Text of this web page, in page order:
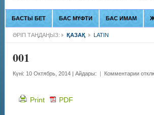
БАСТЫ БЕТ БАС МҮФТИ БАС ИМАМ
ӘРІП ТАҢДАҢЫЗ: ҚАЗАҚ LATIN
001
Күні: 10 Октябрь, 2014| Айдары: | Комментарии
Print PDF